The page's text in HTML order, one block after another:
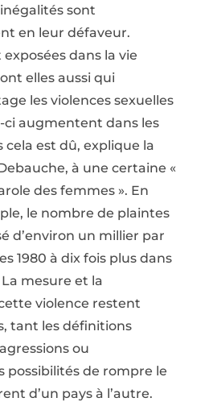
sont
en leur défaveur.
dans la vie
elles aussi qui
les violences sexuelles
ci augmentent dans les
est dû, explique la
à une certaine «
des femmes ». En
le nombre de plaintes
d’environ un millier par
1980 à dix fois plus dans
mesure et la
violence restent
tant les définitions
ou
possibilités de rompre le
d’un pays à l’autre.